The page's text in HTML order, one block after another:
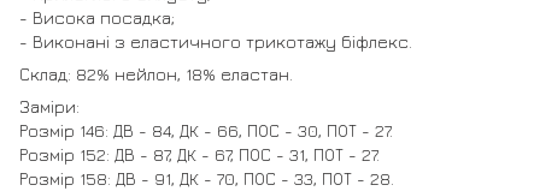
- Висока посадка;
- Виконані з еластичного трикотажу біфлекс.
Склад: 82% нейлон, 18% еластан.
Заміри:
Розмір 146: ДВ - 84, ДК - 66, ПОС - 30, ПОТ - 27.
Розмір 152: ДВ - 87, ДК - 67, ПОС - 31, ПОТ - 27.
Розмір 158: ДВ - 91, ДК - 70, ПОС - 33, ПОТ - 28.